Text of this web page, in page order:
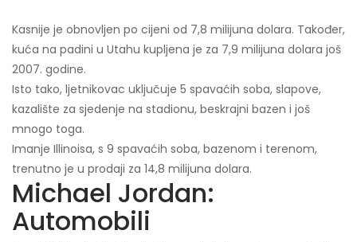
Kasnije je obnovljen po cijeni od 7,8 milijuna dolara. Također,
kuća na padini u Utahu kupljena je za 7,9 milijuna dolara još
2007. godine.
Isto tako, ljetnikovac uključuje 5 spavaćih soba, slapove,
kazalište za sjedenje na stadionu, beskrajni bazen i još
mnogo toga.
Imanje Illinoisa, s 9 spavaćih soba, bazenom i terenom,
trenutno je u prodaji za 14,8 milijuna dolara.
Michael Jordan:
Automobili